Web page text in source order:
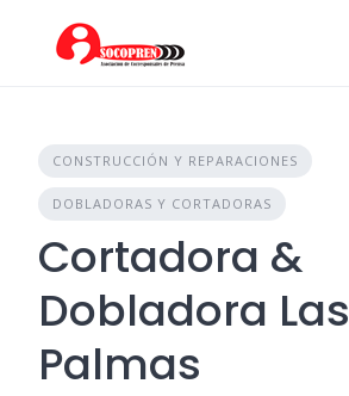
CONSTRUCCIÓN Y REPARACIONES
DOBLADORAS Y CORTADORAS
Cortadora &
Dobladora Las
Palmas